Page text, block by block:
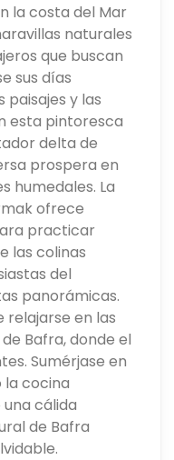
la costa del Mar
naturales
que buscan
sus días
y las
esta pintoresca
delta de
prospera en
humedales. La
ofrece
practicar
las colinas
del
panorámicas.
relajarse en las
Bafra, donde el
Sumérjase en
la cocina
cálida
de Bafra